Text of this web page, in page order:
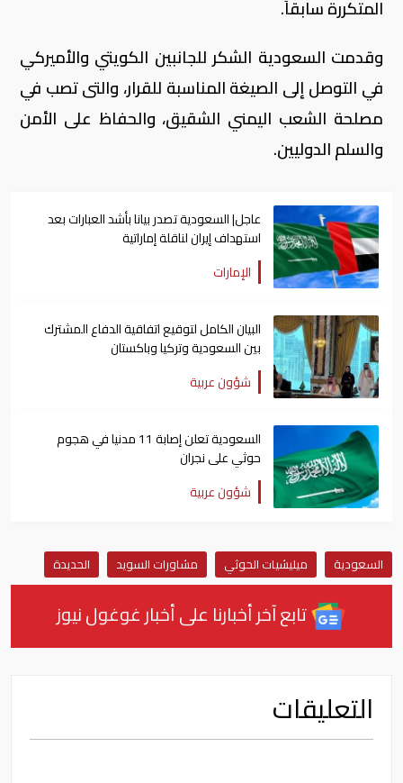
المتكررة سابقاً.
وقدمت السعودية الشكر للجانبين الكويتي والأميركي
في التوصل إلى الصيغة المناسبة للقرار، والتى تصب في
مصلحة الشعب اليمني الشقيق، والحفاظ على الأمن
والسلم الدوليين.
عاجل| السعودية تصدر بيانا بأشد العبارات بعد
استهداف إيران لناقلة إماراتية
الإمارات
البيان الكامل لتوقيع اتفاقية الدفاع المشترك
بين السعودية وتركيا وباكستان
شؤون عربية
السعودية تعلن إصابة 11 مدنيا في هجوم
حوثي على نجران
شؤون عربية
السعودية ميليشيات الحوثي مشاورات السويد الحديدة
تابع آخر أخبارنا على أخبار غوغول نيوز
التعليقات